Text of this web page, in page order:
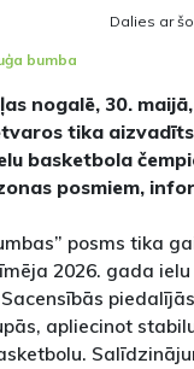
Dalies ar
bumba
nogalē, 30.
tika
basketbola
posmiem,
posms tika
2026. gada
apliecinot